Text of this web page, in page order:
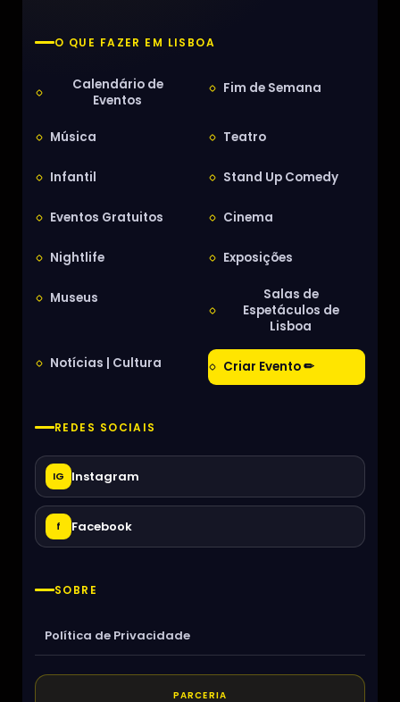
O QUE FAZER EM LISBOA
Calendário de
Eventos
Fim de Semana
Música Teatro
Infantil Stand Up Comedy
Eventos Gratuitos Cinema
Nightlife Exposições
Museus
Salas de
Espetáculos de
Lisboa
Notícias | Cultura Criar Evento ✏
REDES SOCIAIS
IG Instagram
f Facebook
SOBRE
Política de Privacidade
PARCERIA